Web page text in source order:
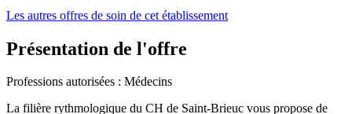
Les autres offres de soin de cet établissement
Présentation de l'offre
Professions autorisées : Médecins
La filière rythmologique du CH de Saint-Brieuc vous propose de